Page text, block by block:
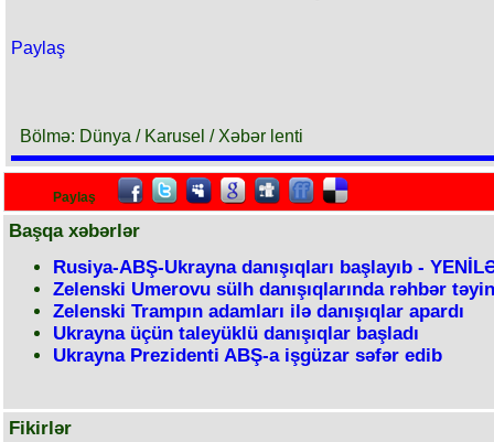
Paylaş
Bölmə: Dünya / Karusel / Xəbər lenti
Paylaş
Başqa xəbərlər
Rusiya-ABŞ-Ukrayna danışıqları başlayıb -
Zelenski Umerovu sülh danışıqlarında rəhbər
Zelenski Trampın adamları ilə danışıqlar apardı
Ukrayna üçün taleyüklü danışıqlar başladı
Ukrayna Prezidenti ABŞ-a işgüzar səfər edib
Fikirlər